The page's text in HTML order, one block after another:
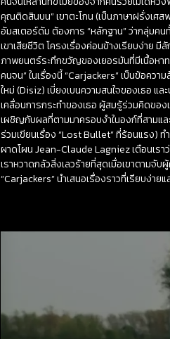
คุณติดสินบน” เขาตะโกน (เป็นภาษาฝรั่งเศ
อัมสเตอร์ดัม ต้องการ “หลักฐาน” ว่ากลุ่มค
เขาเสียชีวิต โครงเรื่องค่อนข้างเรียบง่าย
ภาพยนตร์ระทึกขวัญของเยอรมันที่มีเนื้อหาท
คนจน” ในเรื่องนี้ “Carjackers” เป็นข้อคว
ใหม่ (Disiz) เบี่ยงเบนความสนใจของเธอ
เคลื่อนการกระทำของเธอ ผู้สมรู้ร่วมคิดขอ
เผชิญกับผลที่ตามมาครอบงำในองก์ที่สามแล
ร่วมเขียนเรื่อง “Lost Bullet” ที่ร้อนแรง)
ผาดโผน Jean-Claude Lagniez เตือนเรา
เราหวาดกลัวสิ่งเลวร้ายที่สุดเมื่อเขาตาม
“Carjackers” นำเสนอเรื่องราวที่เรียบง่าย